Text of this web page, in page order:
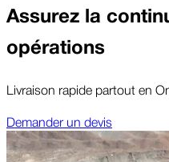
Assurez la
opérations
Livraison rapide partout en
Demander un devis